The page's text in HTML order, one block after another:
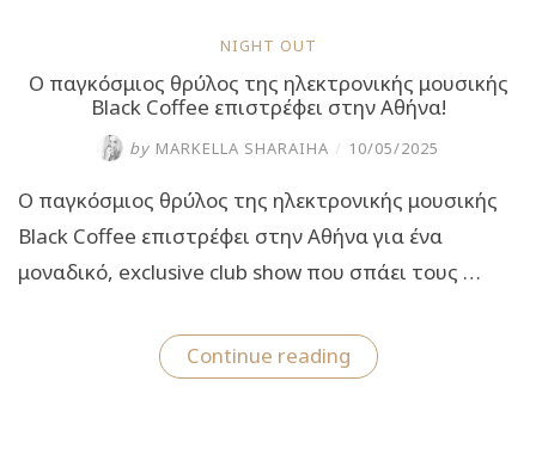
NIGHT OUT
Ο παγκόσμιος θρύλος της ηλεκτρονικής μουσικής
Black Coffee επιστρέφει στην Αθήνα!
by MARKELLA SHARAIHA / 10/05/2025
Ο παγκόσμιος θρύλος της ηλεκτρονικής μουσικής
Black Coffee επιστρέφει στην Αθήνα για ένα
μοναδικό, exclusive club show που σπάει τους …
Continue reading“Ο
παγκόσμιος